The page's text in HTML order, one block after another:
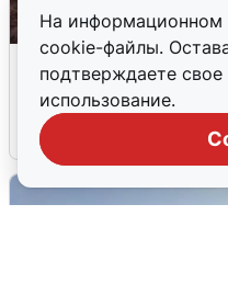
На информационном
cookie-файлы.
подтверждаете свое
использование.
Опубликована
воды в Воронеже
6 августа